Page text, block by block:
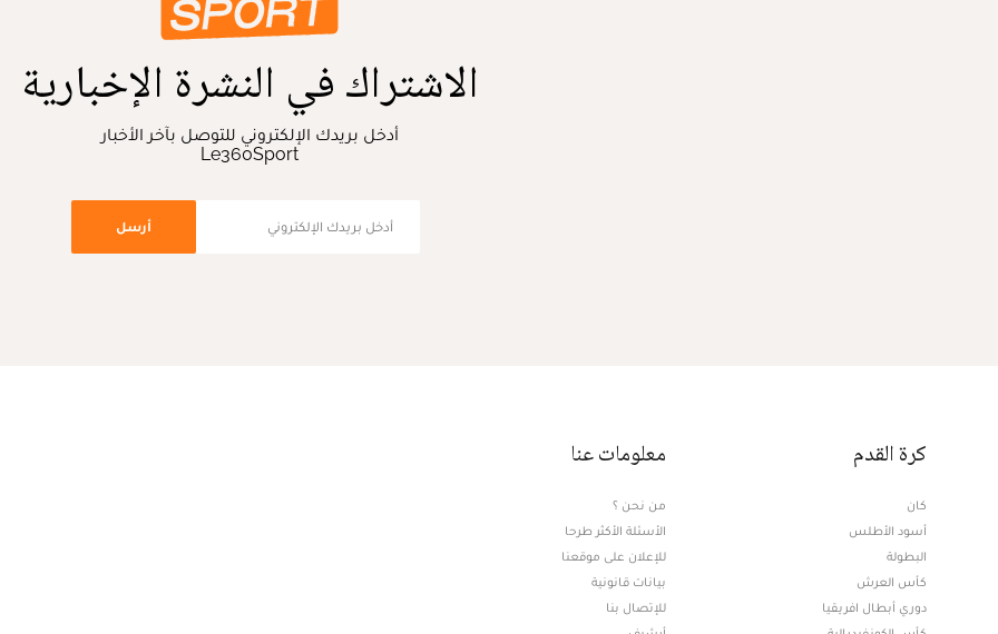
الاشتراك في النشرة الإخبارية
أدخل بريدك الإلكتروني للتوصل بآخر الأخبار
Le360Sport
أرسل
كرة القدم
كان
أسود الأطلس
البطولة
كأس العرش
دوري أبطال افريقيا
معلومات عنا
من نحن ؟
الأسئلة الأكثر طرحا
للإعلان على موقعنا
بيانات قانونية
للإتصال بنا